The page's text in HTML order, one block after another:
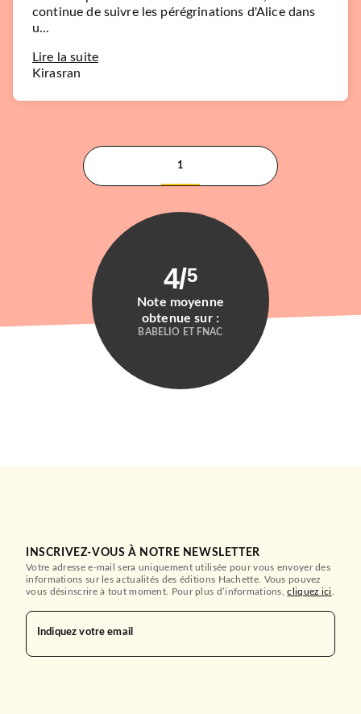
ROMANS FRANCOPHONES
ENCULEE
Pierre Bisiou
20/08/2008
LITTÉRATURE GÉNÉRALE
Simon Liberati
continue de suivre les pérégrinations d'Alice dans
u...
Lire la suite
Kirasran
1
4/5
Note moyenne
obtenue sur :
BABELIO ET FNAC
INSCRIVEZ-VOUS À NOTRE NEWSLETTER
Votre adresse e-mail sera uniquement utilisée pour vous envoyer des
informations sur les actualités des éditions Hachette. Vous pouvez
vous désinscrire à tout moment. Pour plus d’informations,cliquez ici
Indiquez votre email